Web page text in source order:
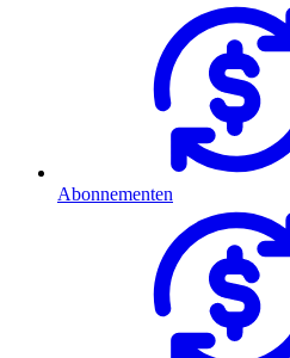
Abonnementen